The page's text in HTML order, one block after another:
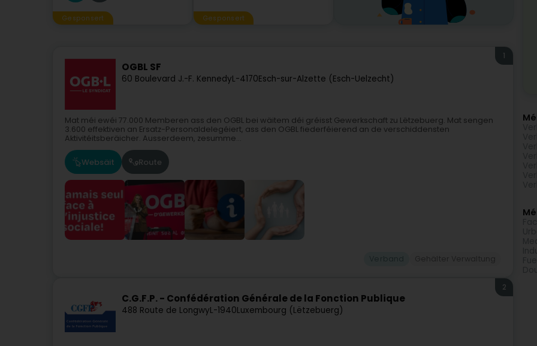
Gesponsert Gesponsert
OGBL SF
60 Boulevard J.-F. KennedyL-4170Esch-sur-Alzette (Esch-Uelzecht)
1
Mat méi ewéi 77.000 Memberen ass den OGBL bei wäitem déi gréisst Gewerkschaft zu Lëtzebuerg. Mat sengen
3.600 effektiven an Ersatz-Personaldelegéiert, ass den OGBL fiederféierend an de verschiddensten
Aktivitéitsberäicher. Ausserdeem, zesumme...
Websäit Route
C.G.F.P. - Confédération Générale de la Fonction Publique
488 Route de LongwyL-1940Luxembourg (Lëtzebuerg)
2